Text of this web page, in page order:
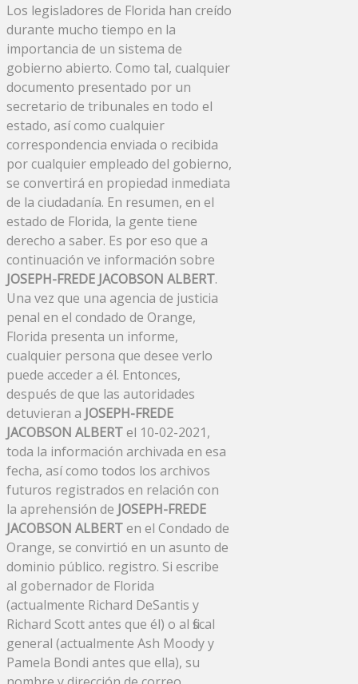
Los legisladores de Florida han creído
durante mucho tiempo en la
importancia de un sistema de
gobierno abierto. Como tal, cualquier
documento presentado por un
secretario de tribunales en todo el
estado, así como cualquier
correspondencia enviada o recibida
por cualquier empleado del gobierno,
se convertirá en propiedad inmediata
de la ciudadanía. En resumen, en el
estado de Florida, la gente tiene
derecho a saber. Es por eso que a
continuación ve información sobre
JOSEPH-FREDE JACOBSON ALBERT.
Una vez que una agencia de justicia
penal en el condado de Orange,
Florida presenta un informe,
cualquier persona que desee verlo
puede acceder a él. Entonces,
después de que las autoridades
detuvieran a JOSEPH-FREDE
JACOBSON ALBERTel 10-02-2021,
toda la información archivada en esa
fecha, así como todos los archivos
futuros registrados en relación con
la aprehensión de JOSEPH-FREDE
JACOBSON ALBERTen el Condado de
Orange, se convirtió en un asunto de
dominio público. registro. Si escribe
al gobernador de Florida
(actualmente Richard DeSantis y
Richard Scott antes que él) o al fiscal
general (actualmente Ash Moody y
Pamela Bondi antes que ella), su